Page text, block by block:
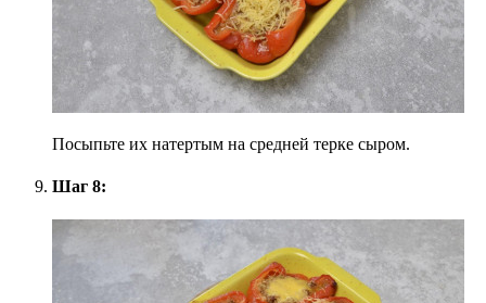
Посыпьте их натертым на средней терке сыром.
Шаг 8: